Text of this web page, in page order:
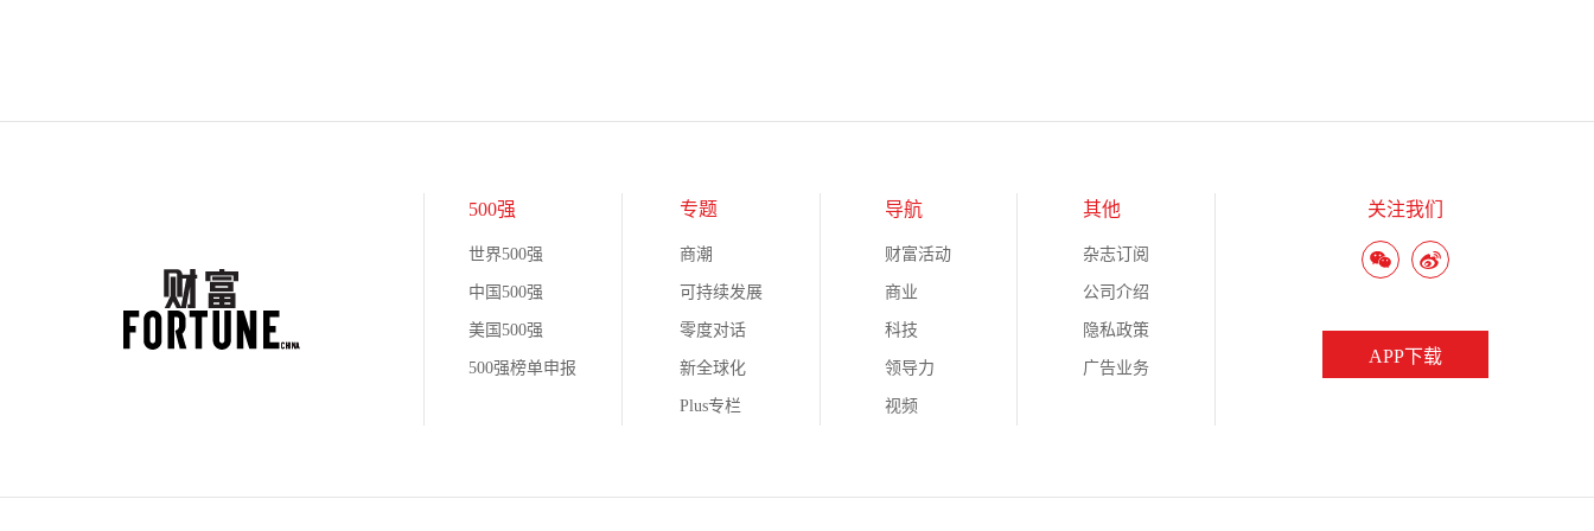
500强
世界500强
中国500强
美国500强
500强榜单申报
专题
商潮
可持续发展
零度对话
新全球化
Plus专栏
导航
财富活动
商业
科技
领导力
视频
其他
杂志订阅
公司介绍
隐私政策
广告业务
关注我们
APP下载